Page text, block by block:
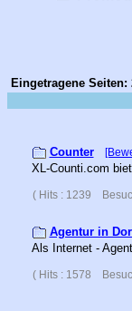
Eingetragene Seiten:
Counter
XL-Counti.com
( Hits : 1239
Agentur in
Als Internet -
( Hits : 1578